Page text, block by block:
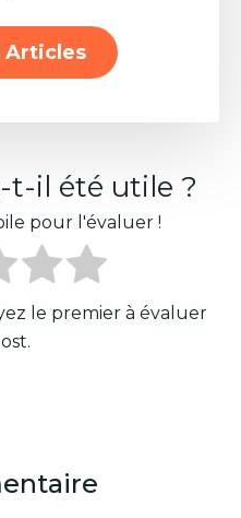
Articles
t-il été utile ?
pour l'évaluer !
le premier à évaluer